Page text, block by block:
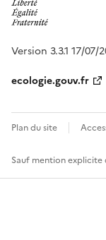
Version 3.3.1 17/07/
ecologie.gouv.fr
Plan du site
Sauf mention explicite